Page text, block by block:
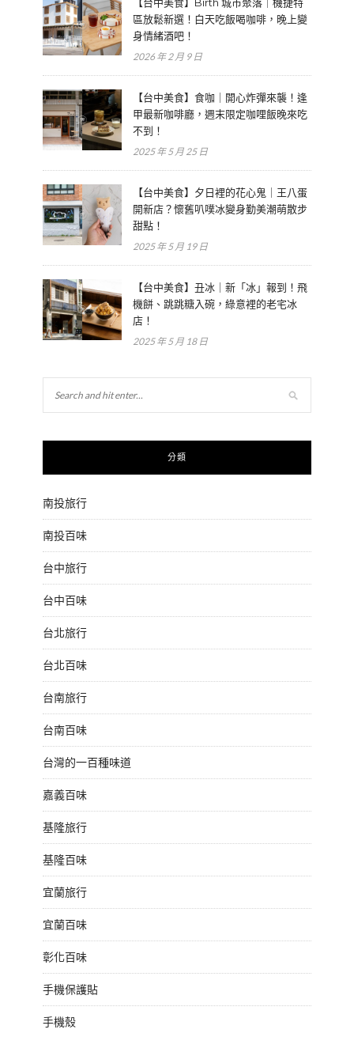
區放鬆新選！白天吃飯喝咖啡，晚上變
身情緒酒吧！
2026 年 2 月 9 日
【台中美食】食咖｜開心炸彈來襲！逢
甲最新咖啡廳，週末限定咖哩飯晚來吃
不到！
2025 年 5 月 25 日
【台中美食】夕日裡的花心鬼｜王八蛋
開新店？懷舊叭噗冰變身勤美潮萌散步
甜點！
2025 年 5 月 19 日
【台中美食】丑冰｜新「冰」報到！飛
機餅、跳跳糖入碗，綠意裡的老宅冰
店！
2025 年 5 月 18 日
分類
南投旅行
南投百味
台中旅行
台中百味
台北旅行
台北百味
台南旅行
台南百味
台灣的一百種味道
嘉義百味
基隆旅行
基隆百味
宜蘭旅行
宜蘭百味
彰化百味
手機保護貼
手機殼